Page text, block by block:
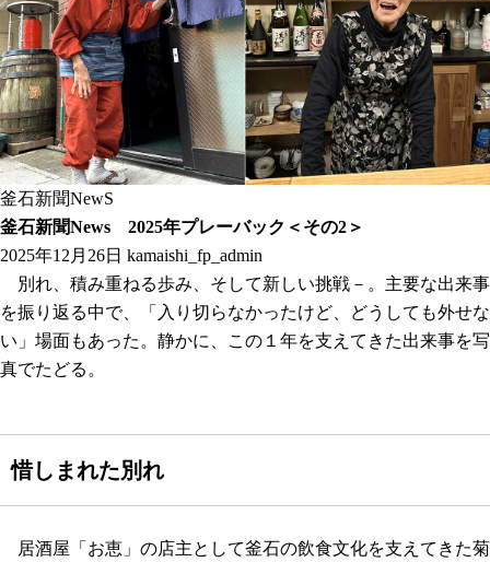
釜石新聞NewS
釜石新聞News 2025年プレーバック＜その2＞
2025年12月26日 kamaishi_fp_admin
別れ、積み重ねる歩み、そして新しい挑戦－。主要な出来事
を振り返る中で、「入り切らなかったけど、どうしても外せな
い」場面もあった。静かに、この１年を支えてきた出来事を写
真でたどる。
惜しまれた別れ
居酒屋「お恵」の店主として釜石の飲食文化を支えてきた菊